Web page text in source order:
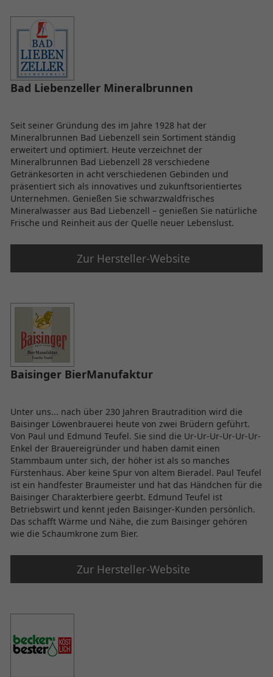
Bad Liebenzeller Mineralbrunnen
Seit seiner Gründung des im Jahre 1928 hat der
Mineralbrunnen Bad Liebenzell sein Sortiment ständig
erweitert und optimiert. Heute verzeichnet der
Mineralbrunnen Bad Liebenzell 28 verschiedene
Getränkesorten in acht verschiedenen Gebinden und
präsentiert sich als innovatives und zukunftsorientiertes
Unternehmen. Genießen Sie schwarzwaldfrisches
Mineralwasser aus Bad Liebenzell – genießen Sie natürliche
Frische und Reinheit aus der Quelle neuer Lebenslust.
Zur Hersteller-Website
Baisinger BierManufaktur
Unter uns... nach über 230 Jahren Brautradition wird die
Baisinger Löwenbrauerei heute von zwei Brüdern geführt.
Von Paul und Edmund Teufel. Sie sind die Ur-Ur-Ur-Ur-Ur-Ur-
Enkel der Brauereigründer und haben damit einen
Stammbaum unter sich, der höher ist als so manches
Fürstenhaus. Aber keine Spur von altem Bieradel. Paul Teufel
ist ein handfester Braumeister und hat das Händchen für die
Baisinger Charakterbiere geerbt. Edmund Teufel ist
Betriebswirt und kennt jeden Baisinger-Kunden persönlich.
Das schafft Wärme und Nähe, die zum Baisinger gehören
wie die Schaumkrone zum Bier.
Zur Hersteller-Website